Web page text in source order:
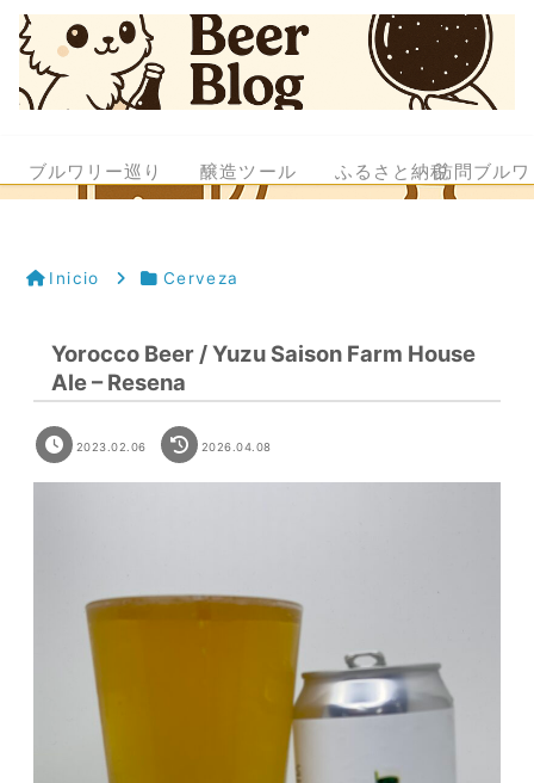
ブルワリー巡り 醸造ツール ふるさと納税訪問ブル
Inicio Cerveza
Yorocco Beer / Yuzu Saison Farm House
Ale – Resena
2023.02.06 2026.04.08